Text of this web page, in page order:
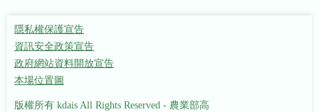
隱私權保護宣告
資訊安全政策宣告
政府網站資料開放宣告
本場位置圖
版權所有 kdais All Rights Reserved - 農業部高